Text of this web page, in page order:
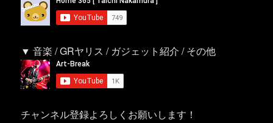
▼ 音楽 / GRヤリス / ガジェット紹介 / その他
チャンネル登録よろしくお願いします！